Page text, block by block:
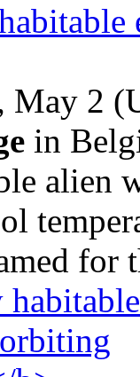
May 2
in
alien
for